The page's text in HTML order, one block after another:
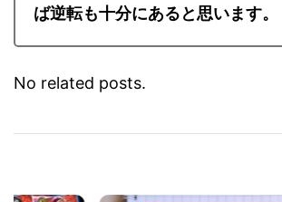
ば逆転も十分にあると思います。
No related posts.